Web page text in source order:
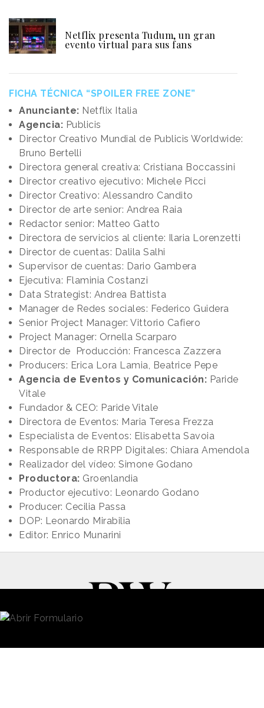
evento virtual para sus fans
Agencia:Publicis
Director Creativo Mundial de Publicis Worldwide:
Bruno Bertelli
Directora general creativa: Cristiana Boccassini
Director creativo ejecutivo: Michele Picci
Director Creativo: Alessandro Candito
Director de arte senior: Andrea Raia
Redactor senior: Matteo Gatto
Directora de servicios al cliente: Ilaria Lorenzetti
Director de cuentas: Dalila Salhi
Supervisor de cuentas: Dario Gambera
Ejecutiva: Flaminia Costanzi
Data Strategist: Andrea Battista
Manager de Redes sociales: Federico Guidera
Senior Project Manager: Vittorio Cafiero
Project Manager: Ornella Scarparo
Director de Producción: Francesca Zazzera
Producers: Erica Lora Lamia, Beatrice Pepe
Agencia de Eventos y Comunicación:Paride
Vitale
Fundador & CEO: Paride Vitale
Directora de Eventos: Maria Teresa Frezza
Especialista de Eventos: Elisabetta Savoia
Responsable de RRPP Digitales: Chiara Amendola
Realizador del vídeo: Simone Godano
Productora:Groenlandia
Productor ejecutivo: Leonardo Godano
Producer: Cecilia Passa
DOP: Leonardo Mirabilia
Editor: Enrico Munarini